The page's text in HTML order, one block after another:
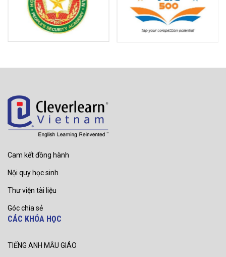
Cam kết đồng hành
Nội quy học sinh
Thư viện tài liệu
Góc chia sẻ
CÁC KHÓA HỌC
TIẾNG ANH MẪU GIÁO